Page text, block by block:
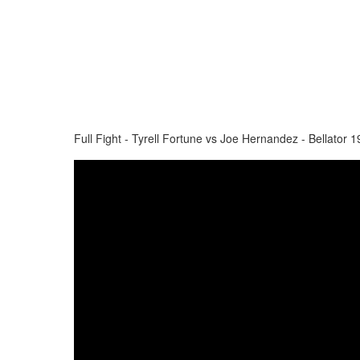
Full Fight - Tyrell Fortune vs Joe Hernandez - Bellator